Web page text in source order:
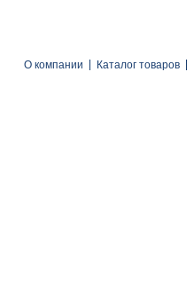
О компании Каталог товаров